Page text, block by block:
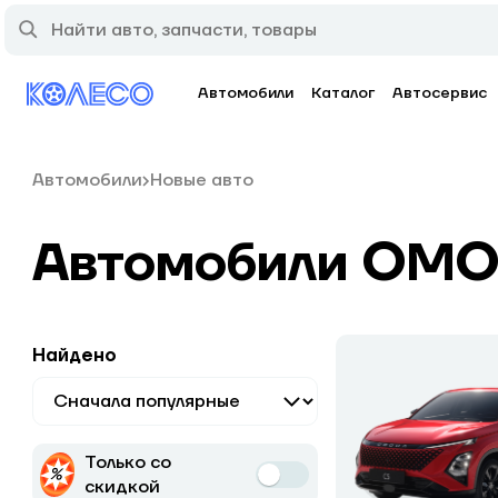
Автомобили Каталог Автосервис
Автомобили Новые авто
Автомобили
Найдено
Только со
скидкой